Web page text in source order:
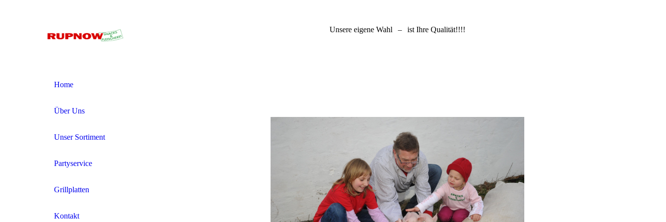
Unsere eigene Wahl – ist Ihre Qualität!!!!
Home
Über Uns
Unser Sortiment
Partyservice
Grillplatten
Kontakt